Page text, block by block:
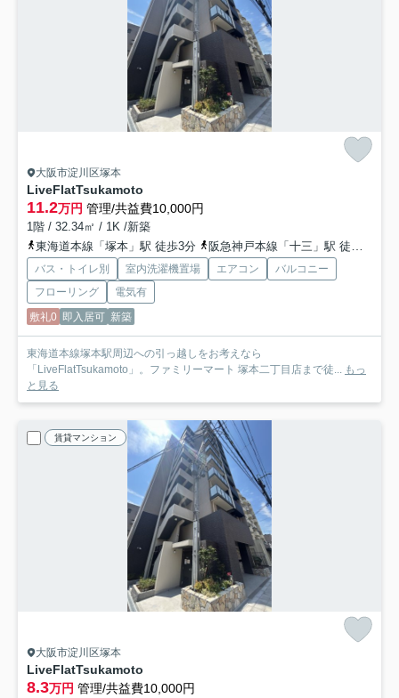
大阪市淀川区塚本
LiveFlatTsukamoto
11.2万円 管理/共益費10,000円
1階 / 32.34㎡ / 1K /新築
東海道本線「塚本」駅 徒歩3分
阪急神戸本線「十三」駅 徒歩20分
バス・トイレ別 室内洗濯機置場 エアコン
バルコニー
フローリング
電気有
敷礼0 即入居可 新築
東海道本線塚本駅周辺への引っ越しをお考えなら
「LiveFlatTsukamoto」。ファミリーマート 塚本二丁目店まで徒...
もっ
と見る
賃貸マンション
大阪市淀川区塚本
LiveFlatTsukamoto
8.3万円 管理/共益費10,000円